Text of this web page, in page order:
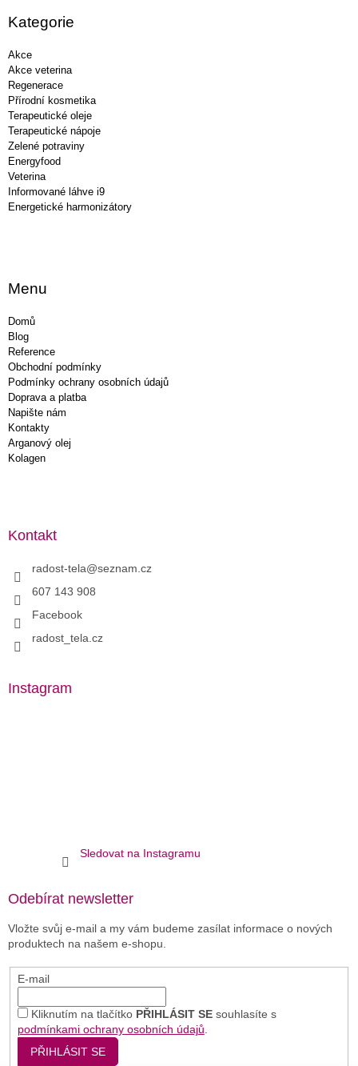
Kategorie
Akce
Akce veterina
Regenerace
Přírodní kosmetika
Terapeutické oleje
Terapeutické nápoje
Zelené potraviny
Energyfood
Veterina
Informované láhve i9
Energetické harmonizátory
Menu
Domů
Blog
Reference
Obchodní podmínky
Podmínky ochrany osobních údajů
Doprava a platba
Napište nám
Kontakty
Arganový olej
Kolagen
Kontakt
radost-tela@seznam.cz
607 143 908
Facebook
radost_tela.cz
Instagram
Sledovat na Instagramu
Odebírat newsletter
Vložte svůj e-mail a my vám budeme zasílat informace o nových
produktech na našem e-shopu.
E-mail
Kliknutím na tlačítko PŘIHLÁSIT SEsouhlasíte s
podmínkami ochrany osobních údajů
PŘIHLÁSIT SE